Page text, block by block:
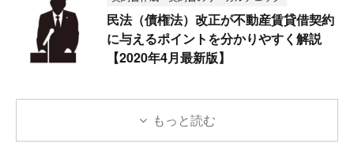
民法（債権法）改正が不動産賃貸借契約
に与えるポイントを分かりやすく解説
【2020年4月最新版】
もっと読む